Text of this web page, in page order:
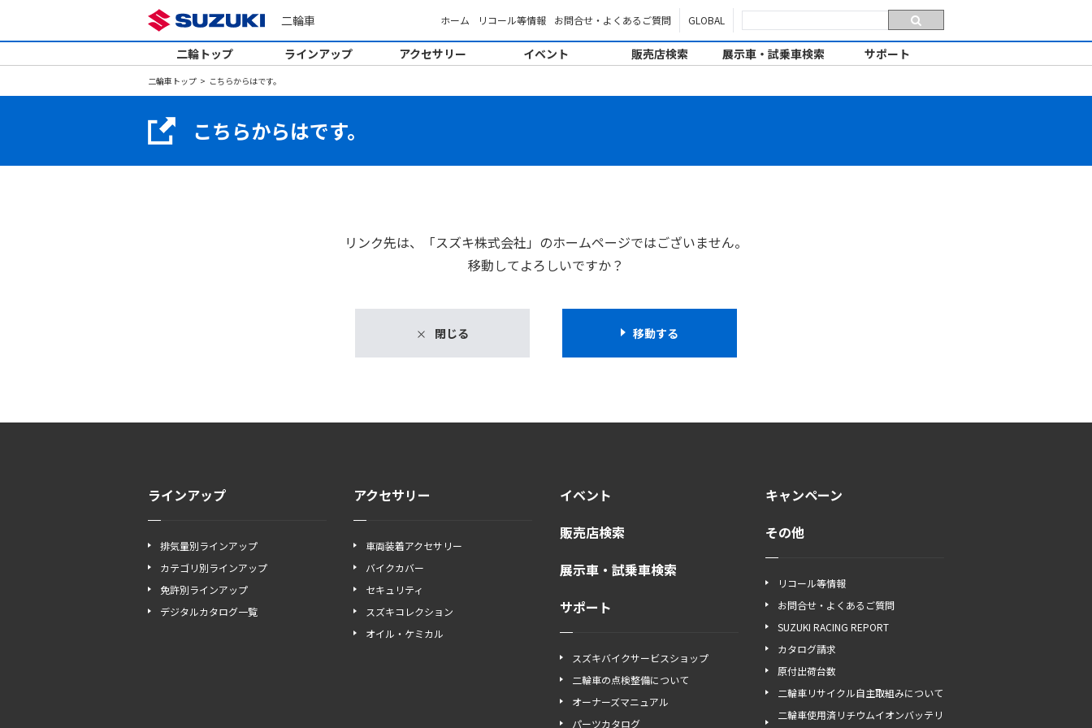
二輪車 ホーム リコール等情報 お問合せ・よくあるご質問 GLOBAL
二輪トップ ラインアップ アクセサリー イベント 販売店検索 展示車・試乗車検索 サポート
二輪車トップ こちらからはです。
こちらからはです。
リンク先は、「スズキ株式会社」のホームページではございません。
移動してよろしいですか？
閉じる 移動する
ラインアップ
排気量別ラインアップ
カテゴリ別ラインアップ
免許別ラインアップ
デジタルカタログ一覧
アクセサリー
車両装着アクセサリー
バイクカバー
セキュリティ
スズキコレクション
オイル・ケミカル
イベント
販売店検索
展示車・試乗車検索
サポート
スズキバイクサービスショップ
二輪車の点検整備について
オーナーズマニュアル
パーツカタログ
キャンペーン
その他
リコール等情報
お問合せ・よくあるご質問
SUZUKI RACING REPORT
カタログ請求
原付出荷台数
二輪車リサイクル自主取組みについて
二輪車使用済リチウムイオンバッテリ